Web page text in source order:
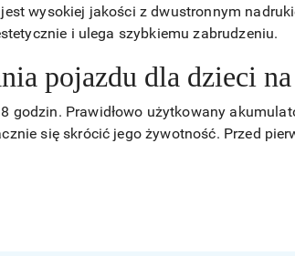
wysokiej jakości z dwustronnym
i ulega szybkiemu zabrudzeniu.
pojazdu dla dzieci
godzin. Prawidłowo użytkowany
się skrócić jego żywotność. Przed